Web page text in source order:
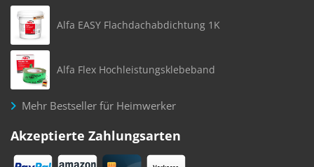
Alfa EASY Flachdachabdichtung 1K
Alfa Flex Hochleistungsklebeband
Mehr Bestseller für Heimwerker
Akzeptierte Zahlungsarten